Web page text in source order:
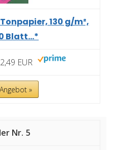
130 g/m²,
Blatt...*
2,49 EUR
»
5